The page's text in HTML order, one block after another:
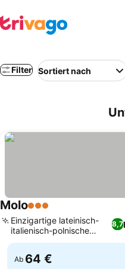
Filter Sortiert nach
Molo3 Sterne
8,7
Einzigartige lateinisch-
italienisch-polnische
Küche
Ab 64 €